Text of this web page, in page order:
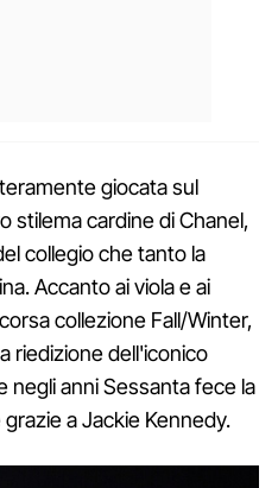
giocata sul
stilema cardine di Chanel,
collegio che tanto la
Accanto ai viola e ai
collezione Fall/Winter,
riedizione dell'iconico
negli anni Sessanta fece la
a Jackie Kennedy.